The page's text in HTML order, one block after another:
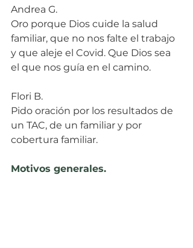
Andrea G.
Oro porque Dios cuide la salud
familiar, que no nos falte el trabajo
y que aleje el Covid. Que Dios sea
el que nos guía en el camino.
Flori B.
Pido oración por los resultados de
un TAC, de un familiar y por
cobertura familiar.
Motivos generales.